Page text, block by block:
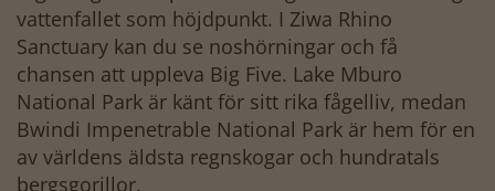
vattenfallet som höjdpunkt. I Ziwa Rhino
Sanctuary kan du se noshörningar och få
chansen att uppleva Big Five. Lake Mburo
National Park är känt för sitt rika fågelliv, medan
Bwindi Impenetrable National Park är hem för en
av världens äldsta regnskogar och hundratals
bergsgorillor.